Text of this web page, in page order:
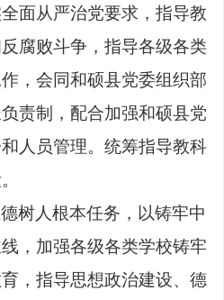
面从严治党要求，指导教
腐败斗争，指导各级各类
，会同和硕县党委组织部
责制，配合加强和硕县党
人员管理。统筹指导教科
树人根本任务，以铸牢中
，加强各级各类学校铸牢
，指导思想政治建设、德